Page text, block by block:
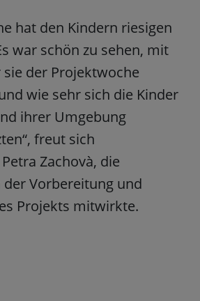
hat den Kindern riesigen
war schön zu sehen, mit
der Projektwoche
wie sehr sich die Kinder
ihrer Umgebung
freut sich
Zachovà, die
Vorbereitung und
Projekts mitwirkte.